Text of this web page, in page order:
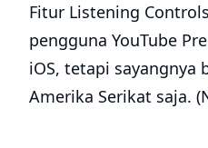
Fitur Listening
pengguna YouTube
iOS, tetapi sayangnya
Amerika Serikat saja.